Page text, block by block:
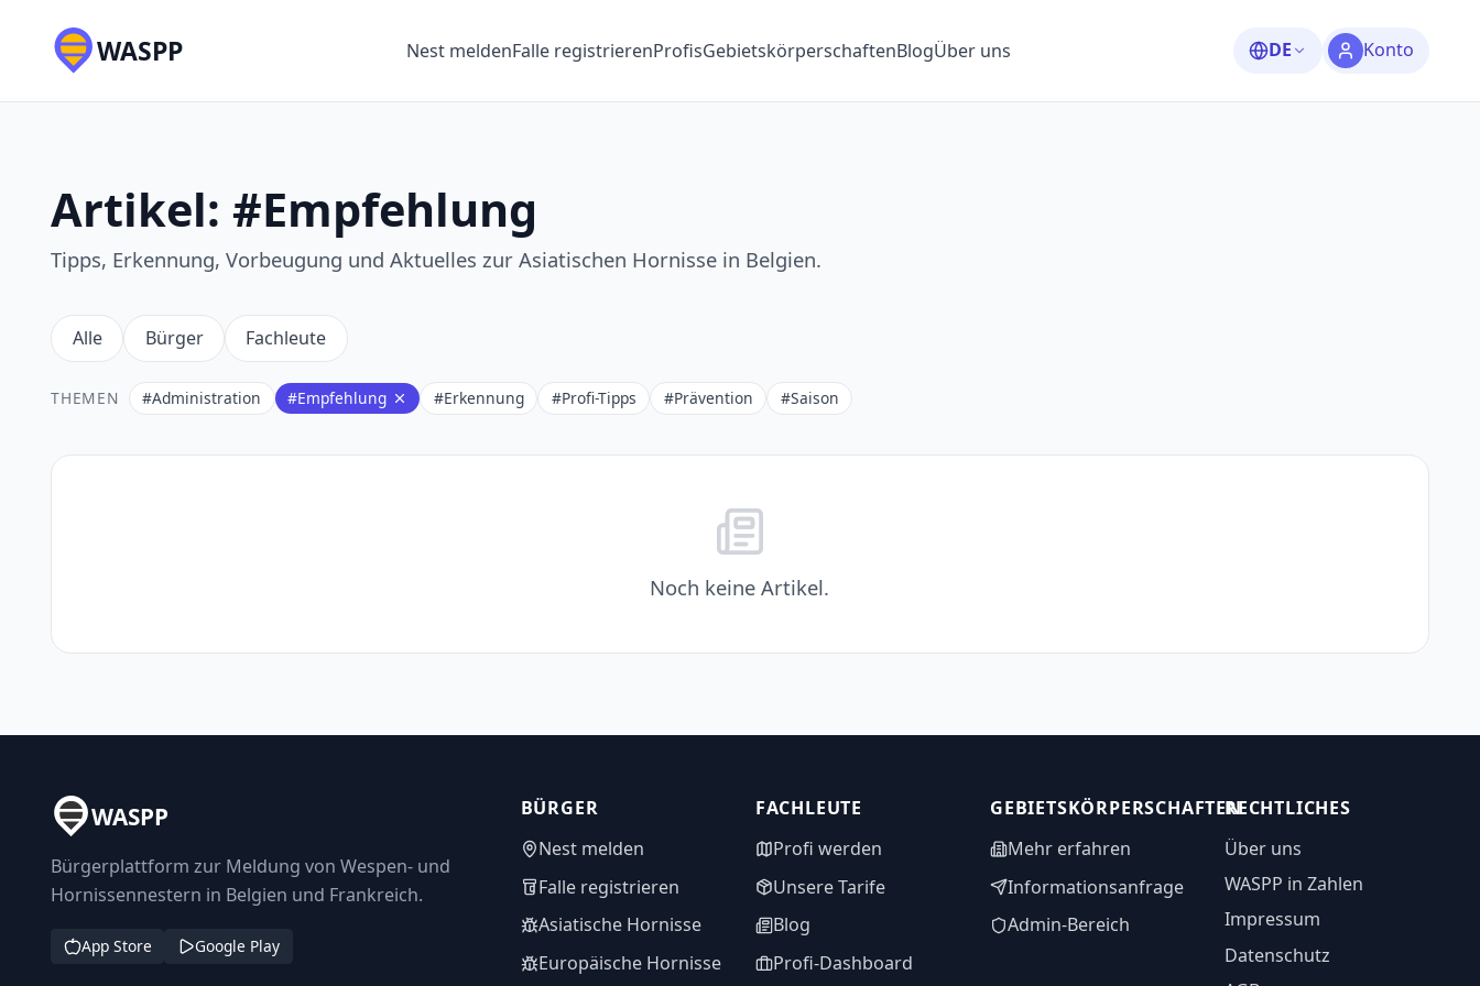
WASPP Nest meldenFalle registrierenProfisGebietskörperschaftenBlogÜber uns DE Konto
Artikel: #Empfehlung
Tipps, Erkennung, Vorbeugung und Aktuelles zur Asiatischen Hornisse in Belgien.
Alle Bürger Fachleute
THEMEN #Administration #Empfehlung #Erkennung #Profi-Tipps #Prävention #Saison
Noch keine Artikel.
WASPP
Bürgerplattform zur Meldung von Wespen- und
Hornissennestern in Belgien und Frankreich.
App Store Google Play
BÜRGER
Nest melden
Falle registrieren
Asiatische Hornisse
Europäische Hornisse
FACHLEUTE
Profi werden
Unsere Tarife
Blog
Profi-Dashboard
GEBIETSKÖRPERSCHAFTEN
Mehr erfahren
Informationsanfrage
Admin-Bereich
RECHTLICHES
Über uns
WASPP in Zahlen
Impressum
Datenschutz